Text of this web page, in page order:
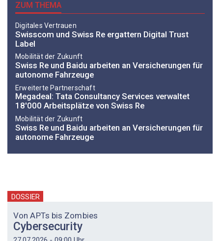
ZUM THEMA
Digitales Vertrauen
Swisscom und Swiss Re ergattern Digital Trust
Label
Mobilität der Zukunft
Swiss Re und Baidu arbeiten an Versicherungen für
autonome Fahrzeuge
Erweiterte Partnerschaft
Megadeal: Tata Consultancy Services verwaltet
18'000 Arbeitsplätze von Swiss Re
Mobilität der Zukunft
Swiss Re und Baidu arbeiten an Versicherungen für
autonome Fahrzeuge
DOSSIER
Von APTs bis Zombies
Cybersecurity